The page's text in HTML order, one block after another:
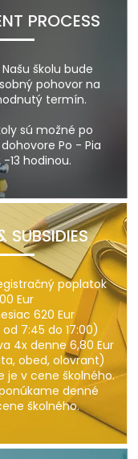
PROCESS
školu bude
pohovor na
termín.
sú možné po
Po - Pia
-13 hodinou.
SUBSIDIES
poplatok
Eur
620 Eur
7:45 do 17:00)
4x denne 6,80 Eur
obed, olovrant)
je v cene školného.
denné
školného.